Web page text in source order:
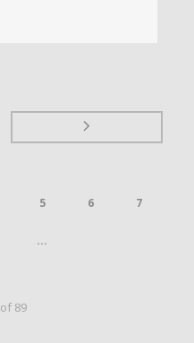
5 6 7
...
of 89